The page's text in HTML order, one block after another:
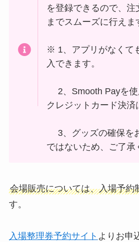
を登録できるので、注
までスムーズに行えま
※ 1、アプリがなくて
入できます。
2、Smooth Payを使
クレジットカード決済
3、グッズの確保を
ではないため、ご了承
会場販売については、入場予約
す。
入場整理券予約サイト よりお申